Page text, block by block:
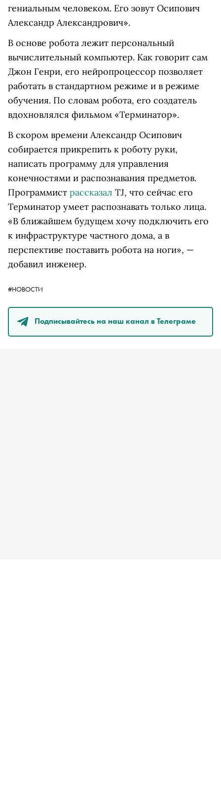
гениальным человеком. Его зовут Осипович
Александр Александрович».
В основе робота лежит персональный
вычислительный компьютер. Как говорит сам
Джон Генри, его нейропроцессор позволяет
работать в стандартном режиме и в режиме
обучения. По словам робота, его создатель
вдохновлялся фильмом «Терминатор».
В скором времени Александр Осипович
собирается прикрепить к роботу руки,
написать программу для управления
конечностями и распознавания предметов.
Программист рассказал TJ, что сейчас его
Терминатор умеет распознавать только лица.
«В ближайшем будущем хочу подключить его
к инфраструктуре частного дома, а в
перспективе поставить робота на ноги», —
добавил инженер.
#НОВОСТИ
Подписывайтесь на наш канал в Телеграме